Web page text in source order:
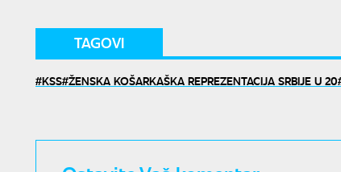
TAGOVI
KSS ŽENSKA KOŠARKAŠKA REPREZENTACIJA SRBIJE U 20